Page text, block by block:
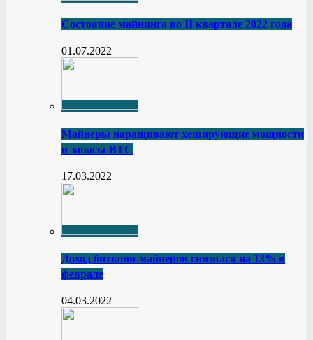
Состояние майнинга во II квартале 2022 года
01.07.2022
Майнеры наращивают хеширующие мощности
и запасы BTC
17.03.2022
Доход биткоин-майнеров снизился на 13% в
феврале
04.03.2022